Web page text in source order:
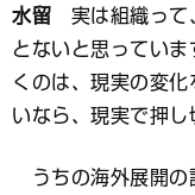
水留 実は組織って
とないと思ってい
くのは、現実の変
いなら、現実で押し
うちの海外展開の